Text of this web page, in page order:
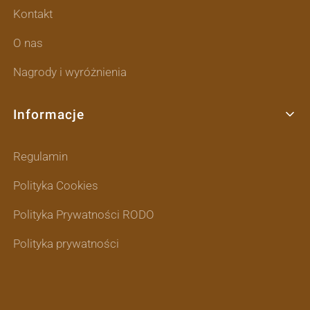
Kontakt
O nas
Nagrody i wyróżnienia
Informacje
Regulamin
Polityka Cookies
Polityka Prywatności RODO
Polityka prywatności